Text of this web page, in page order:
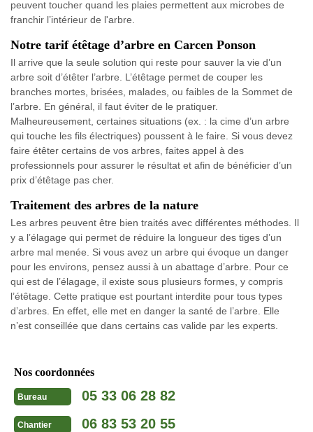
peuvent toucher quand les plaies permettent aux microbes de
franchir l’intérieur de l'arbre.
Notre tarif étêtage d’arbre en Carcen Ponson
Il arrive que la seule solution qui reste pour sauver la vie d’un
arbre soit d’étêter l’arbre. L’étêtage permet de couper les
branches mortes, brisées, malades, ou faibles de la Sommet de
l’arbre. En général, il faut éviter de le pratiquer.
Malheureusement, certaines situations (ex. : la cime d’un arbre
qui touche les fils électriques) poussent à le faire. Si vous devez
faire étêter certains de vos arbres, faites appel à des
professionnels pour assurer le résultat et afin de bénéficier d’un
prix d’étêtage pas cher.
Traitement des arbres de la nature
Les arbres peuvent être bien traités avec différentes méthodes. Il
y a l’élagage qui permet de réduire la longueur des tiges d’un
arbre mal menée. Si vous avez un arbre qui évoque un danger
pour les environs, pensez aussi à un abattage d’arbre. Pour ce
qui est de l’élagage, il existe sous plusieurs formes, y compris
l’étêtage. Cette pratique est pourtant interdite pour tous types
d’arbres. En effet, elle met en danger la santé de l’arbre. Elle
n’est conseillée que dans certains cas valide par les experts.
Nos coordonnées
Bureau 05 33 06 28 82
Chantier 06 83 53 20 55